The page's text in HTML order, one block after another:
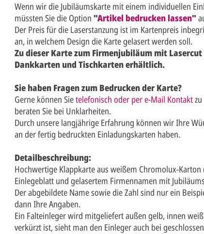
Wenn wir die Jubiläumskarte mit einem individuellen
müssten Sie die Option "Artikel bedrucken lassen"
Der Preis für die Laserstanzung ist im Kartenpreis
an, in welchem Design die Karte gelasert werden soll.
Zu dieser Karte zum Firmenjubiläum mit
Dankkarten und Tischkarten erhältlich.
Sie haben Fragen zum Bedrucken der Karte?
Gerne können Sietelefonisch oder per e-Mail Kontakt
beraten Sie bei Unklarheiten.
Durch unsere langjährige Erfahrung können wir Ihre
an der fertig bedruckten Einladungskarten haben.
Detailbeschreibung:
Hochwertige Klappkarte aus weißem Chromolux-
Einlegeblatt und gelasertem Firmennamen mit
Der abgebildete Name sowie die Zahl sind nur ein
dann Ihre Angaben.
Ein Falteinleger wird mitgeliefert außen gelb, innen
verkürzt ist, sieht man den Einleger auch bei